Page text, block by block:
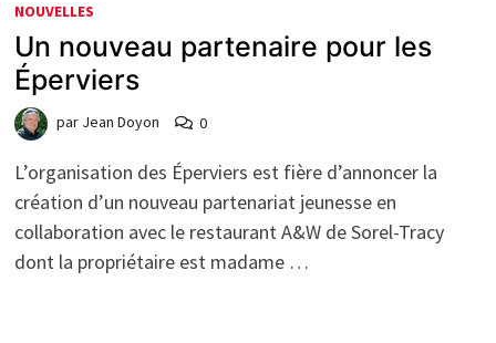
NOUVELLES
Un nouveau partenaire pour les
Éperviers
par Jean Doyon 0
L’organisation des Éperviers est fière d’annoncer la
création d’un nouveau partenariat jeunesse en
collaboration avec le restaurant A&W de Sorel-Tracy
dont la propriétaire est madame …